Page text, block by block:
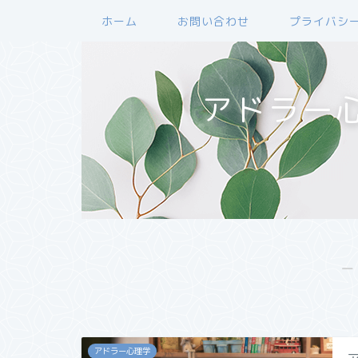
ホーム お問い合わせ プライバシ
アドラー
―
アドラー心理学